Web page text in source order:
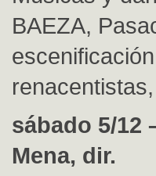
BAEZA,
sábado 5/12
Mena, dir.